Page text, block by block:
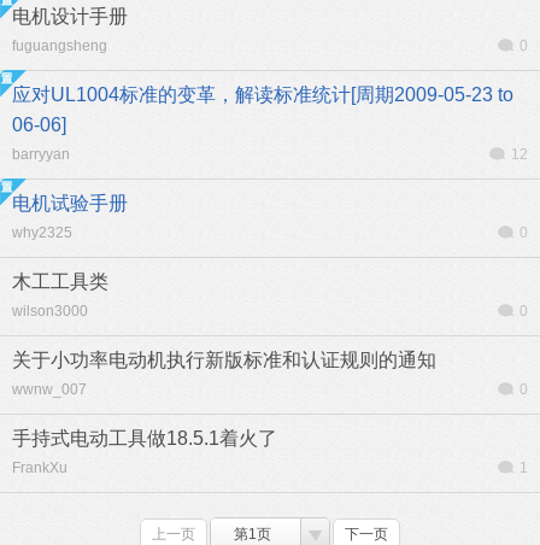
电机设计手册
fuguangsheng 0
应对UL1004标准的变革，解读标准统计[周期2009-05-23 to
06-06]
barryyan 12
电机试验手册
why2325 0
木工工具类
wilson3000 0
关于小功率电动机执行新版标准和认证规则的通知
wwnw_007 0
手持式电动工具做18.5.1着火了
FrankXu 1
上一页 第1页 下一页